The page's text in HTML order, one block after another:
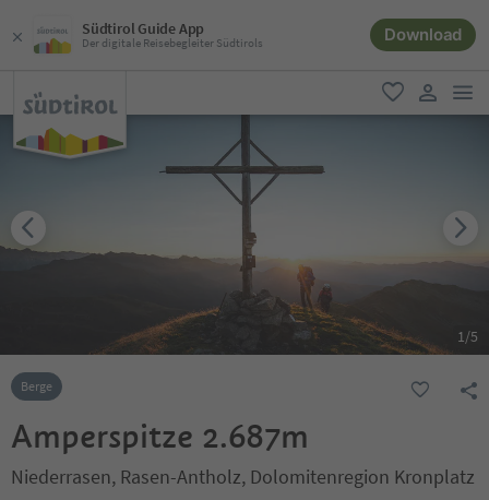
Südtirol Guide App
Der digitale Reisebegleiter Südtirols Download
favorit
user link
1/5
Berge
Amperspitze 2.687m
Niederrasen, Rasen-Antholz, Dolomitenregion Kronplatz